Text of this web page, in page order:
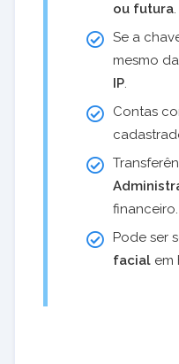
ou futura.
Se a
mesmo da
IP.
Contas
financeiro.
Pode ser
facial em